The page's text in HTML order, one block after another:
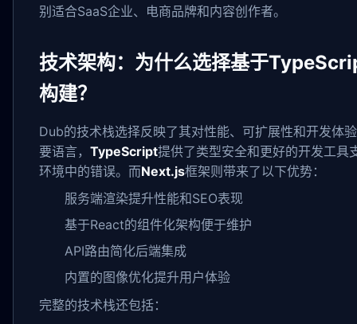
别适合SaaS企业、电商品牌和内容创作者。
技术架构：为什么选择基于
构建？
Dub的技术栈选择反映了其对性能、可扩展性和开发体
要语言， TypeScript提供了类型安全和更好的开发工具
环境中的错误。而Next.js框架则带来了以下优势：
服务端渲染提升性能和SEO表现
基于React的组件化架构便于维护
API路由简化后端集成
内置的图像优化提升用户体验
完整的技术栈还包括：